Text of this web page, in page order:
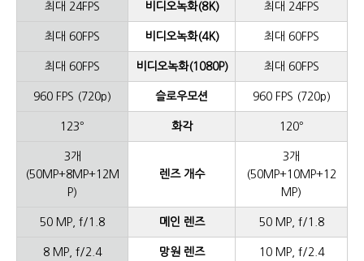
최대 24FPS 비디오녹화(8K) 최대 24FPS
최대 60FPS 비디오녹화(4K) 최대 60FPS
최대 60FPS 비디오녹화(1080P) 최대 60FPS
960 FPS (720p) 슬로우모션 960 FPS (720p)
123° 화각 120°
3개
(50MP+8MP+12M
P)
렌즈 개수
3개
(50MP+10MP+12
MP)
50 MP, f/1.8 메인 렌즈 50 MP, f/1.8
8 MP, f/2.4 망원 렌즈 10 MP, f/2.4